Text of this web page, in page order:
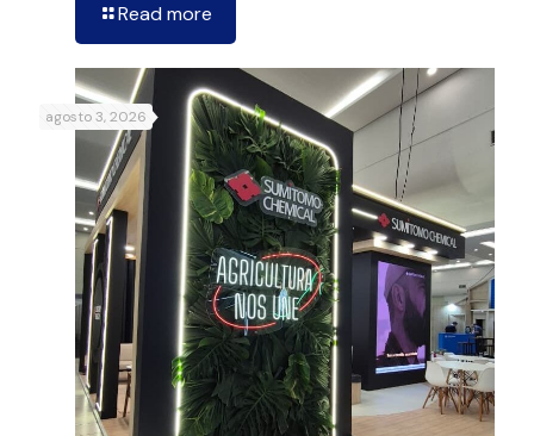
Read more
agosto 3, 2026